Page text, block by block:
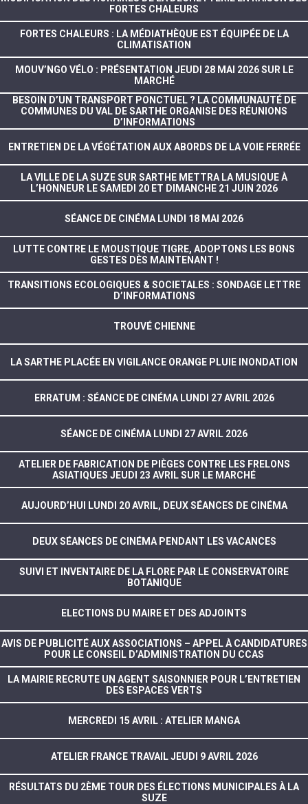
FORTES CHALEURS
FORTES CHALEURS : LA MÉDIATHÈQUE EST ÉQUIPÉE DE LA
CLIMATISATION
MOUV’NGO VÉLO : PRÉSENTATION JEUDI 28 MAI 2026 SUR LE
MARCHÉ
BESOIN D’UN TRANSPORT PONCTUEL ? LA COMMUNAUTÉ DE
COMMUNES DU VAL DE SARTHE ORGANISE DES RÉUNIONS
D’INFORMATIONS
ENTRETIEN DE LA VÉGÉTATION AUX ABORDS DE LA VOIE FERRÉE
LA VILLE DE LA SUZE SUR SARTHE METTRA LA MUSIQUE À
L’HONNEUR LE SAMEDI 20 ET DIMANCHE 21 JUIN 2026
SÉANCE DE CINÉMA LUNDI 18 MAI 2026
LUTTE CONTRE LE MOUSTIQUE TIGRE, ADOPTONS LES BONS
GESTES DÈS MAINTENANT !
TRANSITIONS ECOLOGIQUES & SOCIETALES : SONDAGE LETTRE
D’INFORMATIONS
TROUVÉ CHIENNE
LA SARTHE PLACÉE EN VIGILANCE ORANGE PLUIE INONDATION
ERRATUM : SÉANCE DE CINÉMA LUNDI 27 AVRIL 2026
SÉANCE DE CINÉMA LUNDI 27 AVRIL 2026
ATELIER DE FABRICATION DE PIÈGES CONTRE LES FRELONS
ASIATIQUES JEUDI 23 AVRIL SUR LE MARCHÉ
AUJOURD’HUI LUNDI 20 AVRIL, DEUX SÉANCES DE CINÉMA
DEUX SÉANCES DE CINÉMA PENDANT LES VACANCES
SUIVI ET INVENTAIRE DE LA FLORE PAR LE CONSERVATOIRE
BOTANIQUE
ELECTIONS DU MAIRE ET DES ADJOINTS
AVIS DE PUBLICITÉ AUX ASSOCIATIONS – APPEL À CANDIDATURES
POUR LE CONSEIL D’ADMINISTRATION DU CCAS
LA MAIRIE RECRUTE UN AGENT SAISONNIER POUR L’ENTRETIEN
DES ESPACES VERTS
MERCREDI 15 AVRIL : ATELIER MANGA
ATELIER FRANCE TRAVAIL JEUDI 9 AVRIL 2026
RÉSULTATS DU 2ÈME TOUR DES ÉLECTIONS MUNICIPALES À LA
SUZE